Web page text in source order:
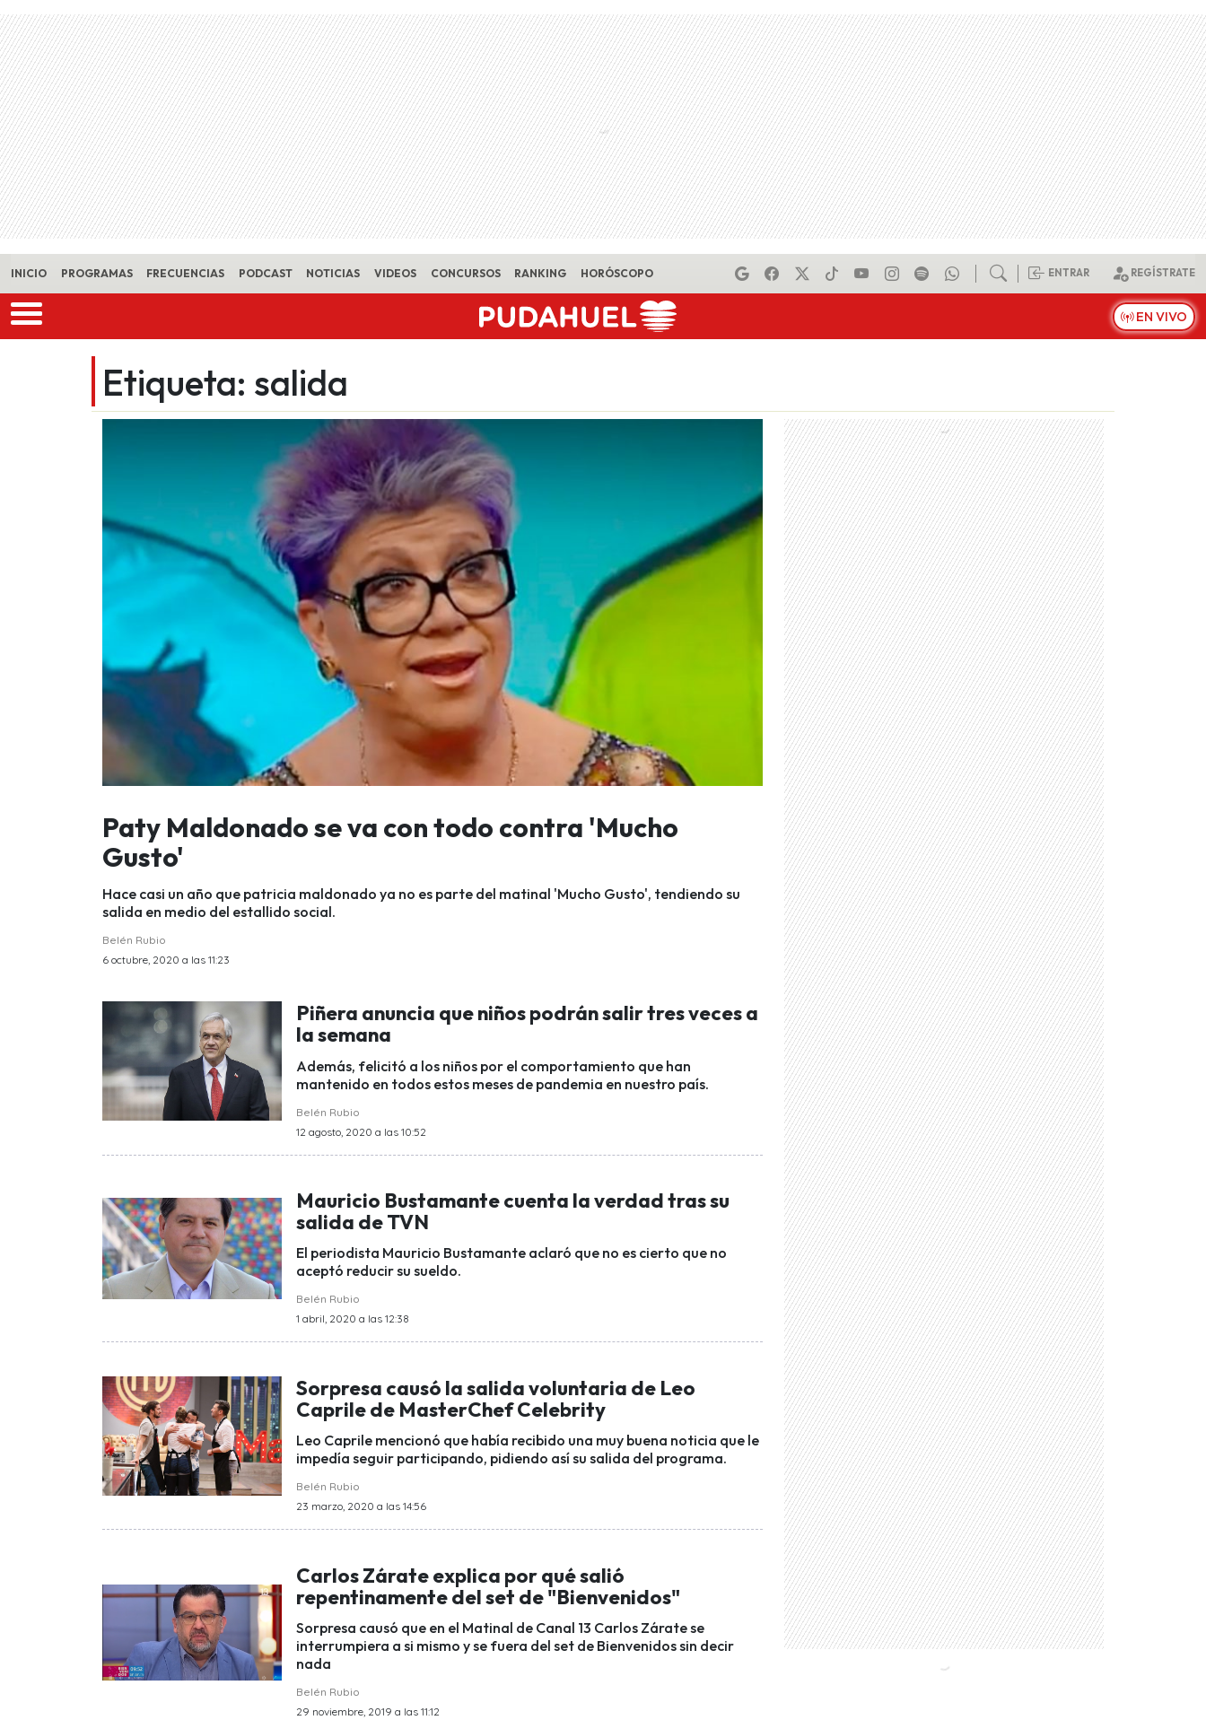
Skip to main content
INICIO PROGRAMAS FRECUENCIAS PODCAST NOTICIAS VIDEOS CONCURSOS RANKING HORÓSCOPO ENTRAR REGÍSTRATE
EN VIVO
Etiqueta: salida
Paty Maldonado se va con todo contra 'Mucho
Gusto'
Hace casi un año que patricia maldonado ya no es parte del matinal 'Mucho Gusto', tendiendo su
salida en medio del estallido social.
Belén Rubio
6 octubre, 2020 a las 11:23
Piñera anuncia que niños podrán salir tres veces a
la semana
Además, felicitó a los niños por el comportamiento que han
mantenido en todos estos meses de pandemia en nuestro país.
Belén Rubio
12 agosto, 2020 a las 10:52
Mauricio Bustamante cuenta la verdad tras su
salida de TVN
El periodista Mauricio Bustamante aclaró que no es cierto que no
aceptó reducir su sueldo.
Belén Rubio
1 abril, 2020 a las 12:38
Sorpresa causó la salida voluntaria de Leo
Caprile de MasterChef Celebrity
Leo Caprile mencionó que había recibido una muy buena noticia que le
impedía seguir participando, pidiendo así su salida del programa.
Belén Rubio
23 marzo, 2020 a las 14:56
Carlos Zárate explica por qué salió
repentinamente del set de "Bienvenidos"
Sorpresa causó que en el Matinal de Canal 13 Carlos Zárate se
interrumpiera a si mismo y se fuera del set de Bienvenidos sin decir
nada
Belén Rubio
29 noviembre, 2019 a las 11:12